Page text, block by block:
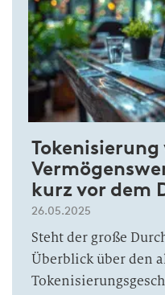
Tokenisierung
kurz vor dem
26.05.2025
Steht der große
Überblick über den